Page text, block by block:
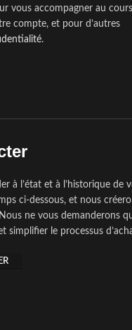
vous accompagner au cours
compte, et pour d’autres
.
à l’état et à l’historique de
ci-dessous, et nous
ne vous demanderons
simplifier le processus